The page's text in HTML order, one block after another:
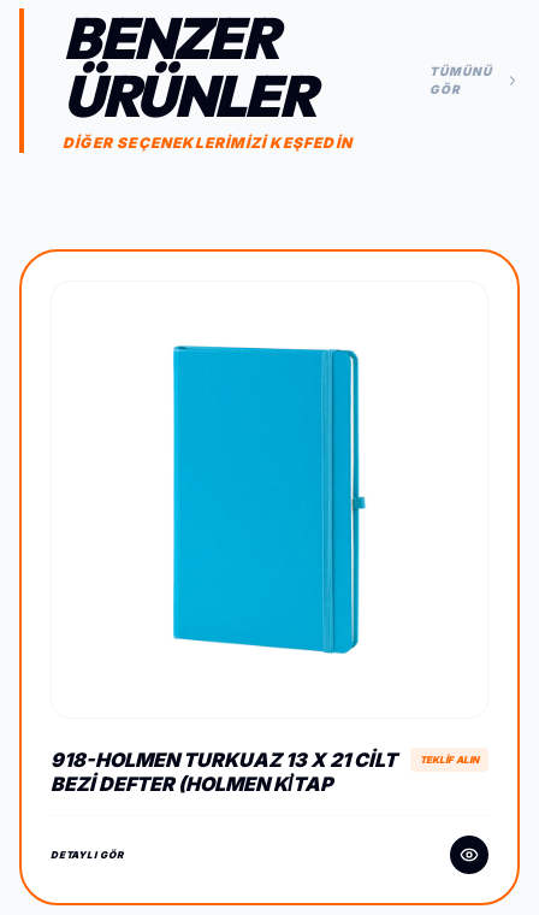
BENZER
ÜRÜNLER
DİĞER SEÇENEKLERİMİZİ KEŞFEDİN
TÜMÜNÜ
GÖR
918-HOLMEN TURKUAZ 13 X 21 CILT
BEZI DEFTER (HOLMEN KİTAP
TEKLİF ALIN
DETAYLI GÖR